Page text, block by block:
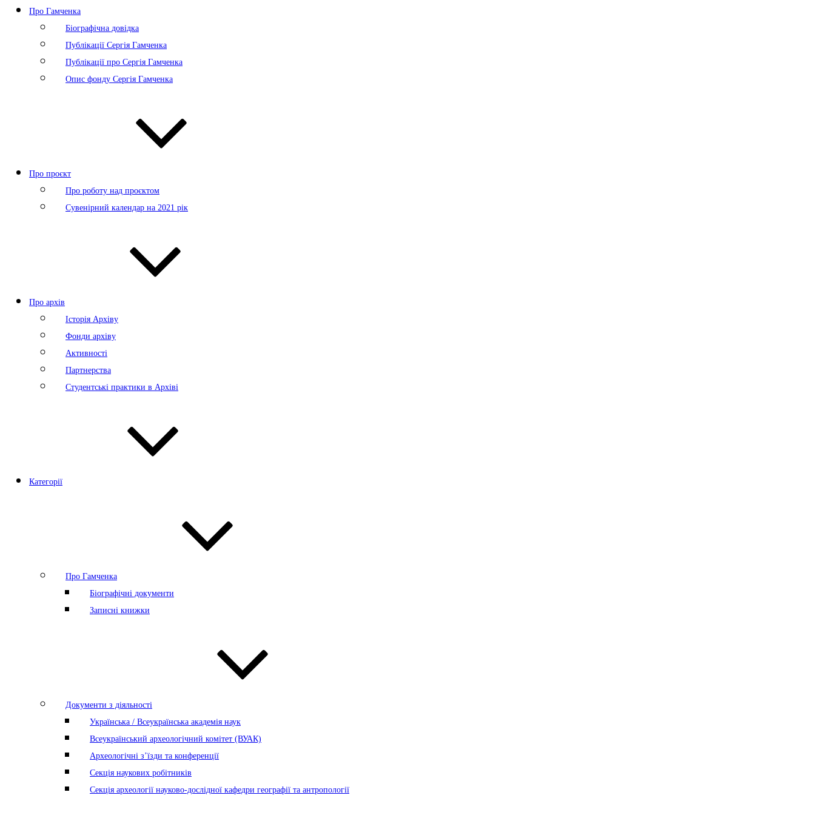
Про Гамченка
Біографічна довідка
Публікації Сергія Гамченка
Публікації про Сергія Гамченка
Опис фонду Сергія Гамченка
Про проєкт
Про роботу над проєктом
Сувенірний календар на 2021 рік
Про архів
Історія Архіву
Фонди архіву
Активності
Партнерства
Студентські практики в Архіві
Категорії
Про Гамченка
Біографічні документи
Записні книжки
Документи з діяльності
Українська / Всеукраїнська академія наук
Всеукраїнський археологічний комітет (ВУАК)
Археологічні з’їзди та конференції
Секція наукових робітників
Секція археології науково-дослідної кафедри географії та антропології